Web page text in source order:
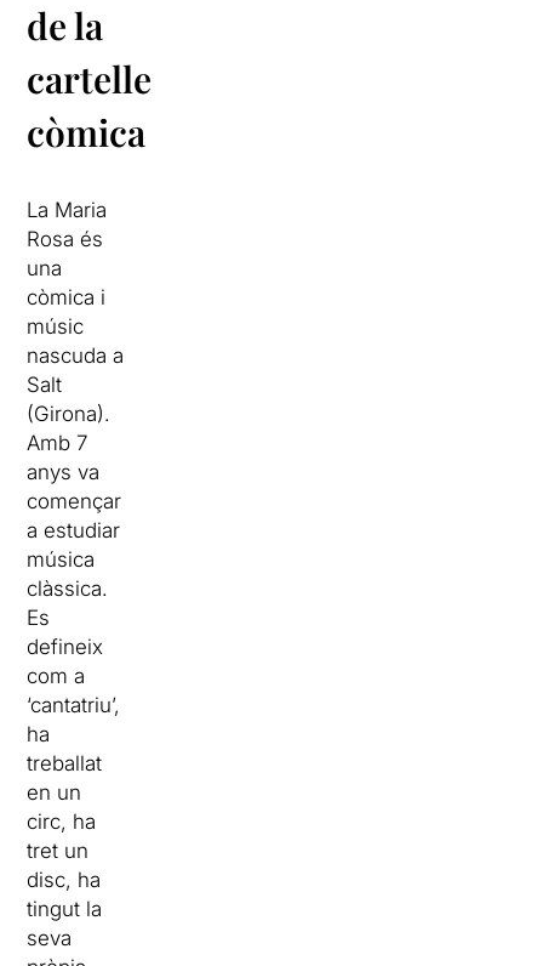
de la
cartellera
còmica
La Maria
Rosa és
una
còmica i
músic
nascuda a
Salt
(Girona).
Amb7
anys va
començar
a estudiar
música
clàssica.
Es
defineix
com a
‘cantatriu’,
ha
treballat
en un
circ, ha
tret un
disc, ha
tingut la
seva